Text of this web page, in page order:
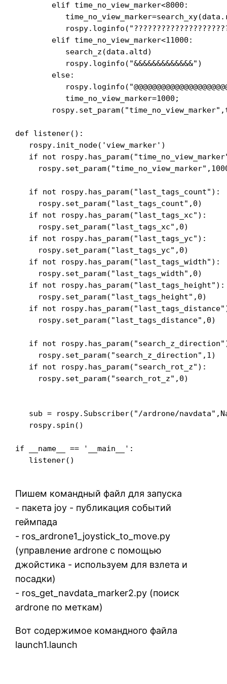
        elif time_no_view_marker<8000:
        elif time_no_view_marker<11000:
           search_z(data.altd)
           rospy.loginfo("&&&&&&&&&&&&&")
        else:
           time_no_view_marker=1000;
def listener():
   rospy.init_node('view_marker')
if not
   if not rospy.has_param("last_tags_count"):
     rospy.set_param("last_tags_count",0)
   if not rospy.has_param("last_tags_xc"):
     rospy.set_param("last_tags_xc",0)
   if not rospy.has_param("last_tags_yc"):
     rospy.set_param("last_tags_yc",0)
   if not rospy.has_param("last_tags_width"):
     rospy.set_param("last_tags_width",0)
   if not rospy.has_param("last_tags_height"):
     rospy.set_param("last_tags_height",0)
if not
     rospy.set_param("last_tags_distance",0)
if not
     rospy.set_param("search_z_direction",1)
   if not rospy.has_param("search_rot_z"):
     rospy.set_param("search_rot_z",0)
sub = rospy.Subscriber("/ardrone/
   rospy.spin()
if __name__ == '__main__':
   listener()
Пишем командный файл для запуска
- пакета joy - публикация событий
геймпада
- ros_ardrone1_joystick_to_move.py
(управление ardrone с помощью
джойстика - используем для взлета и
посадки)
- ros_get_navdata_marker2.py (поиск
ardrone по меткам)
Вот содержимое командного файла
launch1.launch